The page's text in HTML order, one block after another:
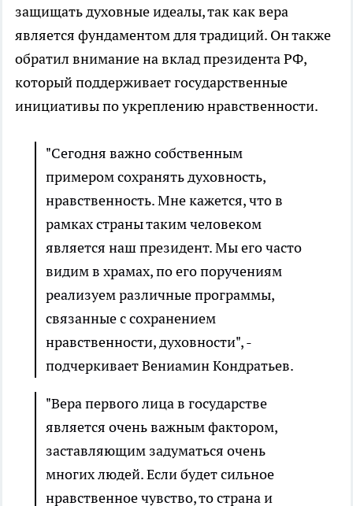
защищать духовные идеалы, так как вера
является фундаментом для традиций. Он также
обратил внимание на вклад президента РФ,
который поддерживает государственные
инициативы по укреплению нравственности.
"Сегодня важно собственным
примером сохранять духовность,
нравственность. Мне кажется, что в
рамках страны таким человеком
является наш президент. Мы его часто
видим в храмах, по его поручениям
реализуем различные программы,
связанные с сохранением
нравственности, духовности", -
подчеркивает Вениамин Кондратьев.
"Вера первого лица в государстве
является очень важным фактором,
заставляющим задуматься очень
многих людей. Если будет сильное
нравственное чувство, то страна и